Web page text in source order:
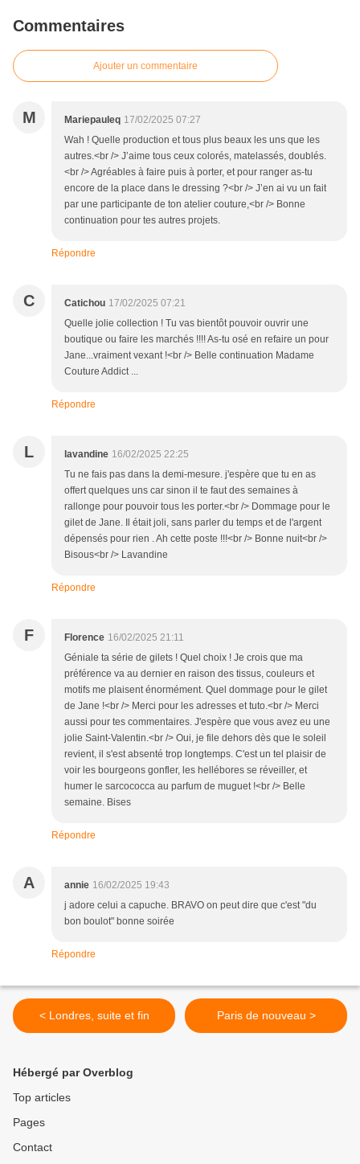
Commentaires
Ajouter un commentaire
M Mariepauleq 17/02/2025 07:27
Wah ! Quelle production et tous plus beaux les uns que les
autres.<br /> J’aime tous ceux colorés, matelassés, doublés.
<br /> Agréables à faire puis à porter, et pour ranger as-tu
encore de la place dans le dressing ?<br /> J’en ai vu un fait
par une participante de ton atelier couture,<br /> Bonne
continuation pour tes autres projets.
Répondre
C Catichou 17/02/2025 07:21
Quelle jolie collection ! Tu vas bientôt pouvoir ouvrir une
boutique ou faire les marchés !!!! As-tu osé en refaire un pour
Jane...vraiment vexant !<br /> Belle continuation Madame
Couture Addict ...
Répondre
L lavandine 16/02/2025 22:25
Tu ne fais pas dans la demi-mesure. j'espère que tu en as
offert quelques uns car sinon il te faut des semaines à
rallonge pour pouvoir tous les porter.<br /> Dommage pour le
gilet de Jane. Il était joli, sans parler du temps et de l'argent
dépensés pour rien . Ah cette poste !!!<br /> Bonne nuit<br />
Bisous<br /> Lavandine
Répondre
F Florence 16/02/2025 21:11
Géniale ta série de gilets ! Quel choix ! Je crois que ma
préférence va au dernier en raison des tissus, couleurs et
motifs me plaisent énormément. Quel dommage pour le gilet
de Jane !<br /> Merci pour les adresses et tuto.<br /> Merci
aussi pour tes commentaires. J'espère que vous avez eu une
jolie Saint-Valentin.<br /> Oui, je file dehors dès que le soleil
revient, il s'est absenté trop longtemps. C'est un tel plaisir de
voir les bourgeons gonfler, les hellébores se réveiller, et
humer le sarcococca au parfum de muguet !<br /> Belle
semaine. Bises
Répondre
A annie 16/02/2025 19:43
j adore celui a capuche. BRAVO on peut dire que c'est "du
bon boulot" bonne soirée
Répondre
< Londres, suite et fin Paris de nouveau >
Hébergé par Overblog
Top articles
Pages
Contact